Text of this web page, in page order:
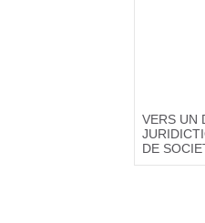
VERS UN
DE